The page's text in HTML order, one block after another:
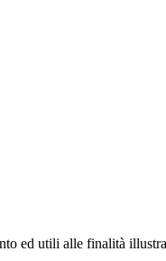
ed utili alle finalità